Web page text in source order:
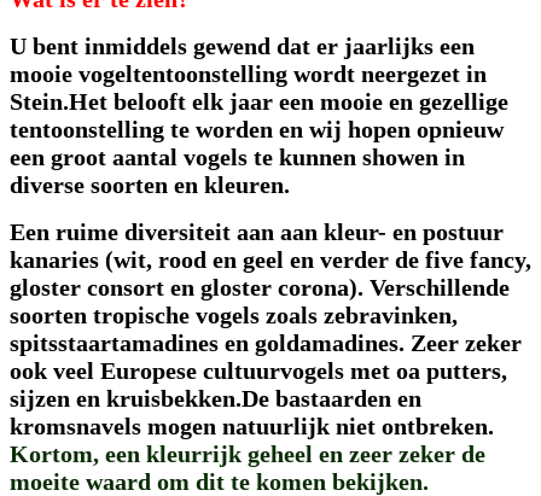
U bent inmiddels gewend dat er jaarlijks een
mooie vogeltentoonstelling wordt neergezet in
Stein.Het belooft elk jaar een mooie en gezellige
tentoonstelling te worden en wij hopen opnieuw
een groot aantal vogels te kunnen showen in
diverse soorten en kleuren.
Een ruime diversiteit aan aan kleur- en postuur
kanaries (wit, rood en geel en verder de five fancy,
gloster consort en gloster corona). Verschillende
soorten tropische vogels zoals zebravinken,
spitsstaartamadines en goldamadines. Zeer zeker
ook veel Europese cultuurvogels met oa putters,
sijzen en kruisbekken.De bastaarden en
kromsnavels mogen natuurlijk niet ontbreken.
Kortom, een kleurrijk geheel en zeer zeker de
moeite waard om dit te komen bekijken.